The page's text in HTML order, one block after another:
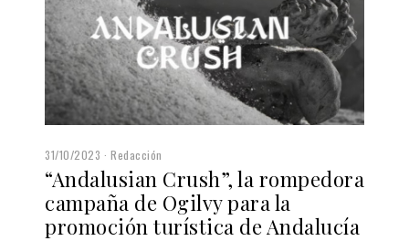
31/10/2023 Redacción
“Andalusian Crush”, la rompedora
campaña de Ogilvy para la
promoción turística de Andalucía